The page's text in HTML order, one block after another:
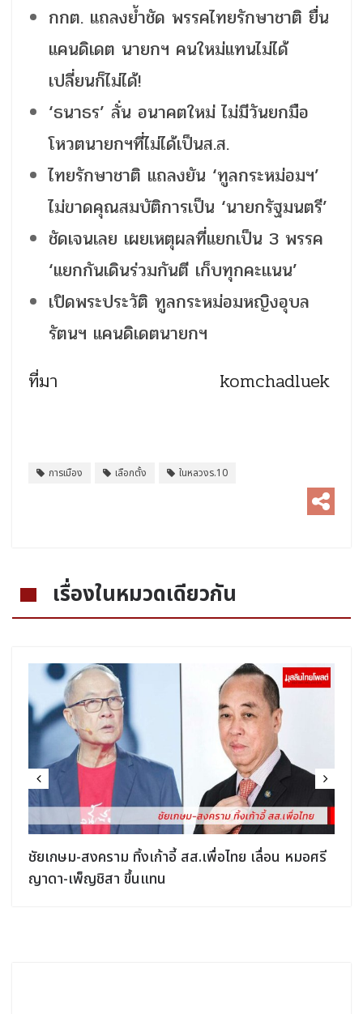
กกต. แถลงย้ำชัด พรรคไทยรักษาชาติ ยื่น
แคนดิเดต นายกฯ คนใหม่แทนไม่ได้
เปลี่ยนก็ไม่ได้!
‘ธนาธร’ ลั่น อนาคตใหม่ ไม่มีวันยกมือ
โหวตนายกฯที่ไม่ได้เป็นส.ส.
ไทยรักษาชาติ แถลงยัน ‘ทูลกระหม่อมฯ’
ไม่ขาดคุณสมบัติการเป็น ‘นายกรัฐมนตรี’
ชัดเจนเลย เผยเหตุผลที่แยกเป็น 3 พรรค
‘แยกกันเดินร่วมกันตี เก็บทุกคะเเนน’
เปิดพระประวัติ ทูลกระหม่อมหญิงอุบล
รัตนฯ แคนดิเดตนายกฯ
ที่มา komchadluek
การเมือง เลือกตั้ง ในหลวงร.10
เรื่องในหมวดเดียวกัน
ชัยเกษม-สงคราม ทิ้งเก้าอี้ สส.เพื่อไทย เลื่อน หมอศรี
ญาดา-เพ็ญชิสา ขึ้นแทน